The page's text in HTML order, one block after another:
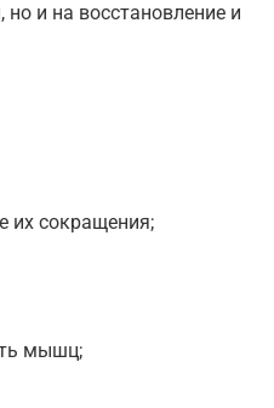
и на восстановление и
их сокращения;
мышц;